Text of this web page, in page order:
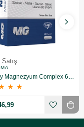
Newday Magnezyum Complex 60 Kapsül 10 Adet
★ ★